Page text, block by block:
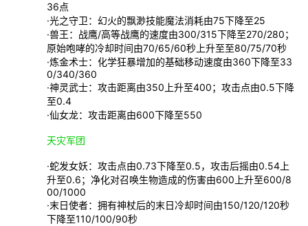
36点
·光之守卫：幻火的飘渺技能魔法消耗由75下降至25
·兽王：战鹰/高等战鹰的速度由300/315下降至270/280；
原始咆哮的冷却时间由70/65/60秒上升至至80/75/70秒
·炼金术士：化学狂暴增加的基础移动速度由360下降至33
0/340/360
·神灵武士：攻击距离由350上升至400；攻击点由0.5下降
至0.4
·仙女龙：攻击距离由600下降至550
天灾军团
·蛇发女妖：攻击点由0.73下降至0.5，攻击后摇由0.54上
升至0.6；净化对召唤生物造成的伤害由600上升至600/8
00/1000
·末日使者：拥有神杖后的末日冷却时间由150/120/120秒
下降至110/100/90秒